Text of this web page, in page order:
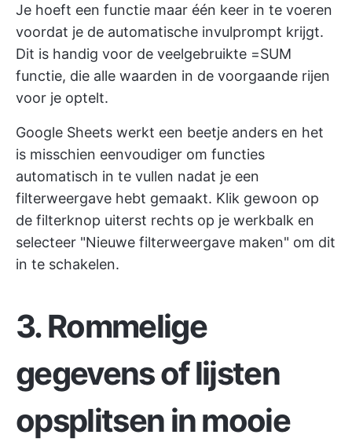
Je hoeft een functie maar één keer in te voeren
voordat je de automatische invulprompt krijgt.
Dit is handig voor de veelgebruikte =SUM
functie, die alle waarden in de voorgaande rijen
voor je optelt.
Google Sheets werkt een beetje anders en het
is misschien eenvoudiger om functies
automatisch in te vullen nadat je een
filterweergave hebt gemaakt. Klik gewoon op
de filterknop uiterst rechts op je werkbalk en
selecteer "Nieuwe filterweergave maken" om dit
in te schakelen.
3. Rommelige
gegevens of lijsten
opsplitsen in mooie